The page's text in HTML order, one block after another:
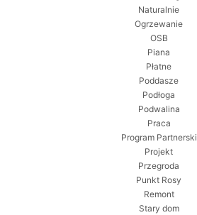
Naturalnie
Ogrzewanie
OSB
Piana
Płatne
Poddasze
Podłoga
Podwalina
Praca
Program Partnerski
Projekt
Przegroda
Punkt Rosy
Remont
Stary dom